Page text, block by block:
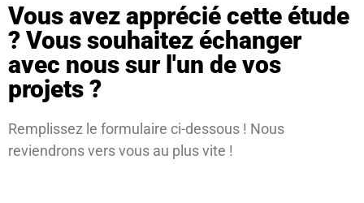
Vous avez apprécié cette étude
? Vous souhaitez échanger
avec nous sur l'un de vos
projets ?
Remplissez le formulaire ci-dessous ! Nous
reviendrons vers vous au plus vite !